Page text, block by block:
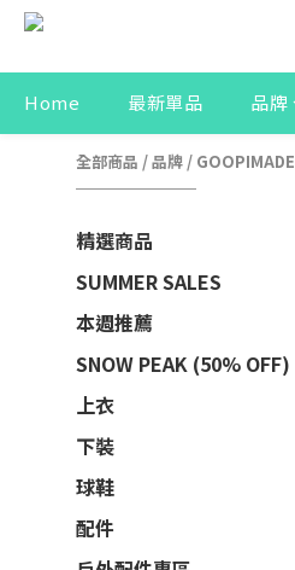
Home 最新單品 品牌
全部商品 /品牌 / GOOPIMADE
精選商品
SUMMER SALES
本週推薦
SNOW PEAK (50% OFF)
上衣
下裝
球鞋
配件